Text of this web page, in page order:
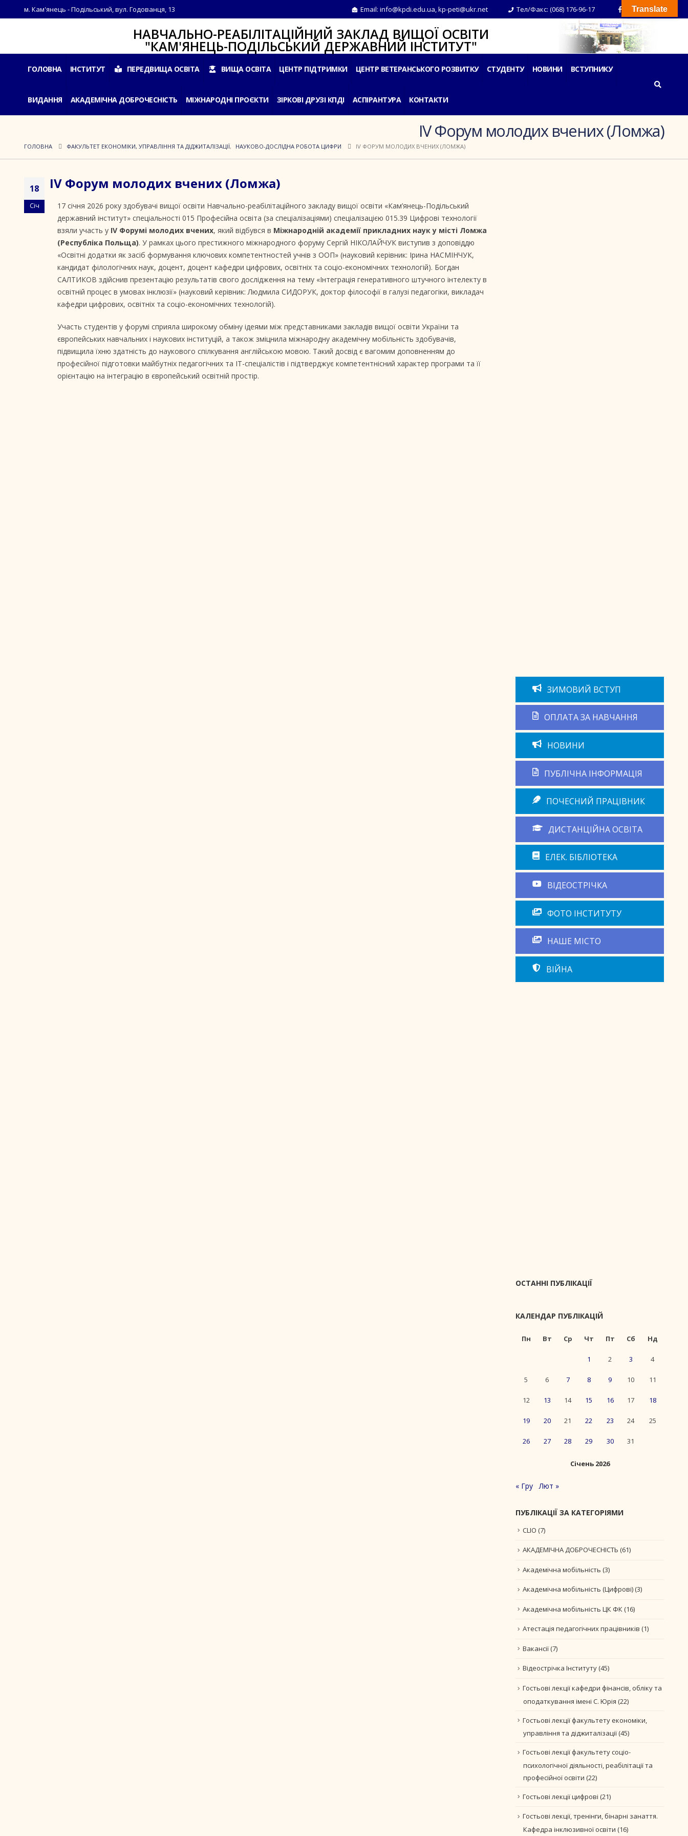
м. Кам'янець - Подільський, вул. Годованця, 13 Email: info@kpdi.edu.ua,kp-peti@ukr.net Тел/Факс: (068) 176-96-17
НАВЧАЛЬНО-РЕАБІЛІТАЦІЙНИЙ ЗАКЛАД ВИЩОЇ ОСВІТИ
"КАМ'ЯНЕЦЬ-ПОДІЛЬСЬКИЙ ДЕРЖАВНИЙ ІНСТИТУТ"
ГОЛОВНА ІНСТИТУТ ПЕРЕДВИЩА ОСВІТА ВИЩА ОСВІТА ЦЕНТР ПІДТРИМКИ ЦЕНТР ВЕТЕРАНСЬКОГО РОЗВИТКУ СТУДЕНТУ НОВИНИ ВСТУПНИКУ
ВИДАННЯ АКАДЕМІЧНА ДОБРОЧЕСНІСТЬ МІЖНАРОДНІ ПРОЄКТИ ЗІРКОВІ ДРУЗІ КПДІ АСПІРАНТУРА КОНТАКТИ
IV Форум молодих вчених (Ломжа)
ГОЛОВНА ФАКУЛЬТЕТ ЕКОНОМІКИ, УПРАВЛІННЯ ТА ДІДЖИТАЛІЗАЦІЇ, НАУКОВО-ДОСЛІДНА РОБОТА ЦИФРИ IV ФОРУМ МОЛОДИХ ВЧЕНИХ (ЛОМЖА)
18
Січ
IV Форум молодих вчених (Ломжа)
17 січня 2026 року здобувачі вищої освіти Навчально-реабілітаційного закладу вищої освіти «Кам’янець-Подільський
державний інститут» спеціальності 015 Професійна освіта (за спеціалізаціями) спеціалізацією 015.39 Цифрові технології
взяли участь у IV Форумі молодих вчених, який відбувся в Міжнародній академії прикладних наук у місті Ломжа
(Республіка Польща). У рамках цього престижного міжнародного форуму Сергій НІКОЛАЙЧУК виступив з доповіддю
«Освітні додатки як засіб формування ключових компетентностей учнів з ООП» (науковий керівник: Ірина НАСМІНЧУК,
кандидат філологічних наук, доцент, доцент кафедри цифрових, освітніх та соціо-економічних технологій). Богдан
САЛТИКОВ здійснив презентацію результатів свого дослідження на тему «Інтеграція генеративного штучного інтелекту в
освітній процес в умовах інклюзії» (науковий керівник: Людмила СИДОРУК, доктор філософії в галузі педагогіки, викладач
кафедри цифрових, освітніх та соціо-економічних технологій).
Участь студентів у форумі сприяла широкому обміну ідеями між представниками закладів вищої освіти України та
європейських навчальних і наукових інституцій, а також зміцнила міжнародну академічну мобільність здобувачів,
підвищила їхню здатність до наукового спілкування англійською мовою. Такий досвід є вагомим доповненням до
професійної підготовки майбутніх педагогічних та ІТ-спеціалістів і підтверджує компетентнісний характер програми та її
орієнтацію на інтеграцію в європейський освітній простір.
ЗИМОВИЙ ВСТУП
ОПЛАТА ЗА НАВЧАННЯ
НОВИНИ
ПУБЛІЧНА ІНФОРМАЦІЯ
ПОЧЕСНИЙ ПРАЦІВНИК
ДИСТАНЦІЙНА ОСВІТА
ЕЛЕК. БІБЛІОТЕКА
ВІДЕОСТРІЧКА
ФОТО ІНСТИТУТУ
НАШЕ МІСТО
ВІЙНА
ОСТАННІ ПУБЛІКАЦІЇ
КАЛЕНДАР ПУБЛІКАЦІЙ
Січень 2026
Пн Вт Ср Чт Пт Сб Нд
1 2 3 4
5 6 7 8 9 10 11
12 13 14 15 16 17 18
19 20 21 22 23 24 25
26 27 28 29 30 31
« Гру Лют »
ПУБЛІКАЦІЇ ЗА КАТЕГОРІЯМИ
CLIO (7)
АКАДЕМІЧНА ДОБРОЧЕСНІСТЬ (61)
Академічна мобільність (3)
Академічна мобільність (Цифрові)(3)
Академічна мобільність ЦК ФК(16)
Атестація педагогічних працівників (1)
Вакансії(7)
Відеострічка Інституту(45)
Гостьові лекції кафедри фінансів, обліку та
оподаткування імені С. Юрія (22)
Гостьові лекції факультету економіки,
управління та діджиталізації(45)
Гостьові лекції факультету соціо-
психологічної діяльності, реабілітації та
професійної освіти (22)
Гостьові лекції цифрові (21)
Гостьові лекції, тренінги, бінарні занаття.
Кафедра інклюзивної освіти (16)
Translate